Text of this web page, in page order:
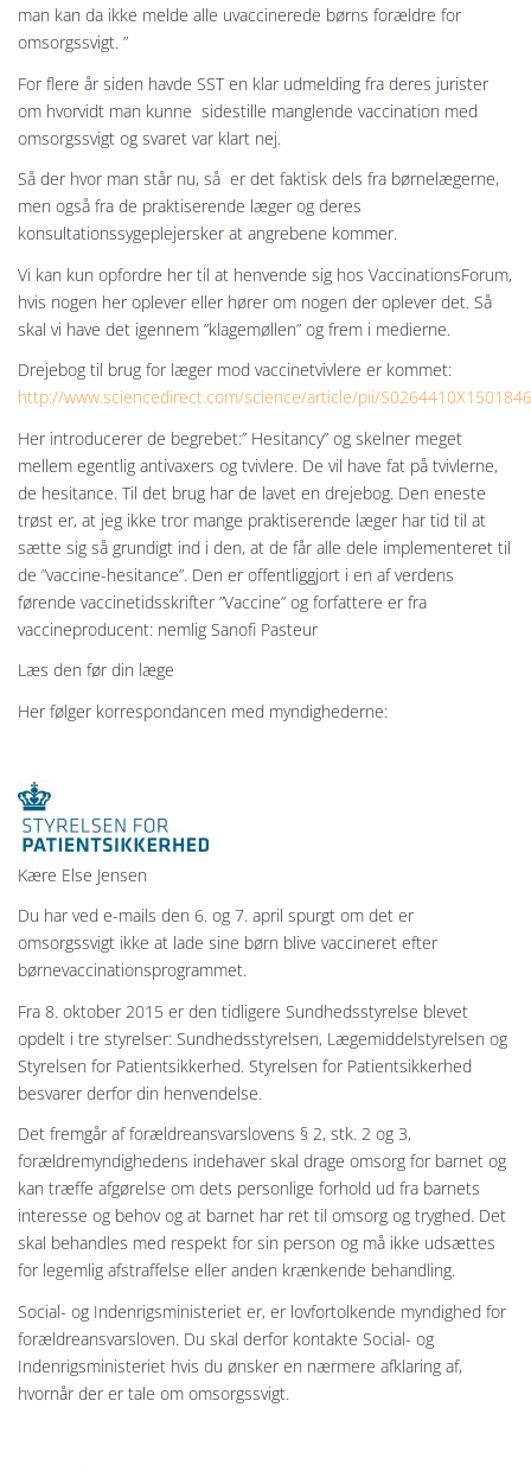
man kan da ikke melde alle uvaccinerede børns forældre for
omsorgssvigt. ”
For flere år siden havde SST en klar udmelding fra deres jurister
om hvorvidt man kunne sidestille manglende vaccination med
omsorgssvigt og svaret var klart nej.
Så der hvor man står nu, så er det faktisk dels fra børnelægerne,
men også fra de praktiserende læger og deres
konsultationssygeplejersker at angrebene kommer.
Vi kan kun opfordre her til at henvende sig hos VaccinationsForum,
hvis nogen her oplever eller hører om nogen der oplever det. Så
skal vi have det igennem ”klagemøllen” og frem i medierne.
Drejebog til brug for læger mod vaccinetvivlere er kommet:
http://www.sciencedirect.com/science/article/pii/
Her introducerer de begrebet:” Hesitancy” og skelner meget
mellem egentlig antivaxers og tvivlere. De vil have fat på tvivlerne,
de hesitance. Til det brug har de lavet en drejebog. Den eneste
trøst er, at jeg ikke tror mange praktiserende læger har tid til at
sætte sig så grundigt ind i den, at de får alle dele implementeret til
de ”vaccine-hesitance”. Den er offentliggjort i en af verdens
førende vaccinetidsskrifter ”Vaccine” og forfattere er fra
vaccineproducent: nemlig Sanofi Pasteur
Læs den før din læge
Her følger korrespondancen med myndighederne:
Kære Else Jensen
Du har ved e-mails den 6. og 7. april spurgt om det er
omsorgssvigt ikke at lade sine børn blive vaccineret efter
børnevaccinationsprogrammet.
Fra 8. oktober 2015 er den tidligere Sundhedsstyrelse blevet
opdelt i tre styrelser: Sundhedsstyrelsen, Lægemiddelstyrelsen og
Styrelsen for Patientsikkerhed. Styrelsen for Patientsikkerhed
besvarer derfor din henvendelse.
Det fremgår af forældreansvarslovens § 2, stk. 2 og 3,
forældremyndighedens indehaver skal drage omsorg for barnet og
kan træffe afgørelse om dets personlige forhold ud fra barnets
interesse og behov og at barnet har ret til omsorg og tryghed. Det
skal behandles med respekt for sin person og må ikke udsættes
for legemlig afstraffelse eller anden krænkende behandling.
Social- og Indenrigsministeriet er, er lovfortolkende myndighed for
forældreansvarsloven. Du skal derfor kontakte Social- og
Indenrigsministeriet hvis du ønsker en nærmere afklaring af,
hvornår der er tale om omsorgssvigt.